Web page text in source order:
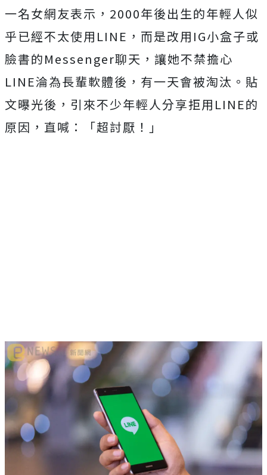
一名女網友表示，2000年後出生的年輕人似
乎已經不太使用LINE，而是改用IG小盒子或
臉書的Messenger聊天，讓她不禁擔心
LINE淪為長輩軟體後，有一天會被淘汰。貼
文曝光後，引來不少年輕人分享拒用LINE的
原因，直喊：「超討厭！」